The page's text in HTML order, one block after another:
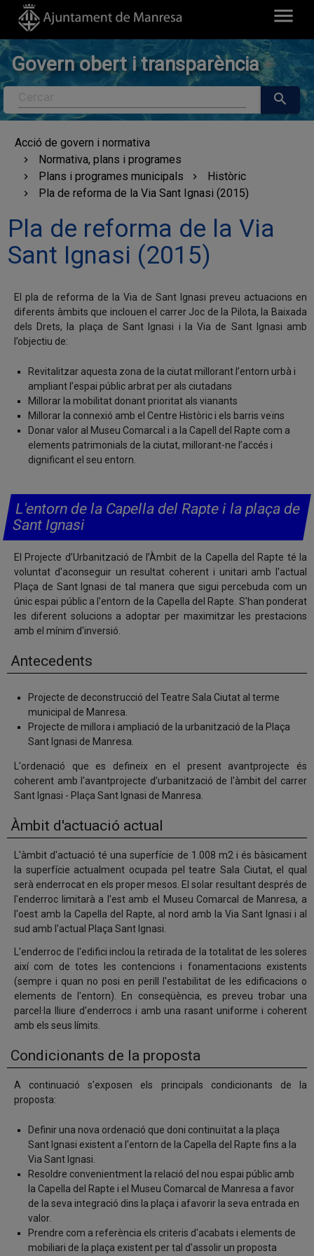
menu
Govern obert i transparència
Cercar
search
Acció de govern i normativa
Normativa, plans i programes
Plans i programes municipals
Històric
Pla de reforma de la Via Sant Ignasi (2015)
Pla de reforma de la Via
Sant Ignasi (2015)
El pla de reforma de la Via de Sant Ignasi preveu actuacions en
diferents àmbits que inclouen el carrer Joc de la Pilota, la Baixada
dels Drets, la plaça de Sant Ignasi i la Via de Sant Ignasi amb
l’objectiu de:
Revitalitzar aquesta zona de la ciutat millorant l’entorn urbà i
ampliant l’espai públic arbrat per als ciutadans
Millorar la mobilitat donant prioritat als vianants
Millorar la connexió amb el Centre Històric i els barris veïns
Donar valor al Museu Comarcal i a la Capell del Rapte com a
elements patrimonials de la ciutat, millorant-ne l’accés i
dignificant el seu entorn.
L'entorn de la Capella del Rapte i la plaça de
Sant Ignasi
El Projecte d’Urbanització de l’Àmbit de la Capella del Rapte té la
voluntat d'aconseguir un resultat coherent i unitari amb l'actual
Plaça de Sant Ignasi de tal manera que sigui percebuda com un
únic espai públic a l'entorn de la Capella del Rapte. S'han ponderat
les diferent solucions a adoptar per maximitzar les prestacions
amb el mínim d'inversió.
Antecedents
Projecte de deconstrucció del Teatre Sala Ciutat al terme
municipal de Manresa.
Projecte de millora i ampliació de la urbanització de la Plaça
Sant Ignasi de Manresa.
L'ordenació que es defineix en el present avantprojecte és
coherent amb l'avantprojecte d’urbanització de l'àmbit del carrer
Sant Ignasi - Plaça Sant Ignasi de Manresa.
Àmbit d'actuació actual
L'àmbit d'actuació té una superfície de 1.008 m2 i és bàsicament
la superfície actualment ocupada pel teatre Sala Ciutat, el qual
serà enderrocat en els proper mesos. El solar resultant després de
l'enderroc limitarà a l'est amb el Museu Comarcal de Manresa, a
l'oest amb la Capella del Rapte, al nord amb la Via Sant Ignasi i al
sud amb l'actual Plaça Sant Ignasi.
L'enderroc de l'edifici inclou la retirada de la totalitat de les soleres
així com de totes les contencions i fonamentacions existents
(sempre i quan no posi en perill l'estabilitat de les edificacions o
elements de l'entorn). En conseqüència, es preveu trobar una
parcel·la lliure d'enderrocs i amb una rasant uniforme i coherent
amb els seus límits.
Condicionants de la proposta
A continuació s'exposen els principals condicionants de la
proposta:
Definir una nova ordenació que doni continuïtat a la plaça
Sant Ignasi existent a l'entorn de la Capella del Rapte fins a la
Via Sant Ignasi.
Resoldre convenientment la relació del nou espai públic amb
la Capella del Rapte i el Museu Comarcal de Manresa a favor
de la seva integració dins la plaça i afavorir la seva entrada en
valor.
Prendre com a referència els criteris d'acabats i elements de
mobiliari de la plaça existent per tal d'assolir un proposta